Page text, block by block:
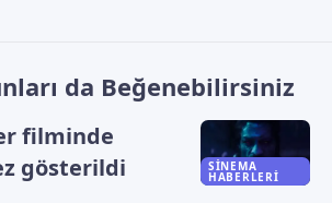
da Beğenebilirsiniz
SINEMA
HABERLERI
filminde
gösterildi